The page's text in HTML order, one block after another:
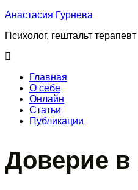
Перейти
содержимому
Анастасия Гурнева
Психолог, гештальт терапевт
Главная
О cебе
Онлайн
Статьи
Публикации
Доверие в